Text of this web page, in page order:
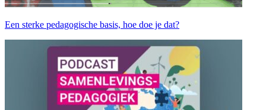
Een sterke pedagogische basis, hoe doe je dat?